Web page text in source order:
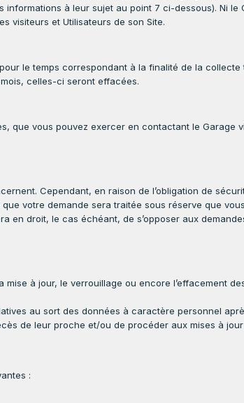
à leur sujet au point 7 ci-dessous). Ni le
visiteurs et Utilisateurs de son Site.
le temps correspondant à la finalité de la collecte
celles-ci seront effacées.
que vous pouvez exercer en contactant le Garage
Cependant, en raison de l’obligation de
votre demande sera traitée sous réserve que
en droit, le cas échéant, de s’opposer aux
à jour, le verrouillage ou encore l’effacement
au sort des données à caractère personnel
de leur proche et/ou de procéder aux mises à
: